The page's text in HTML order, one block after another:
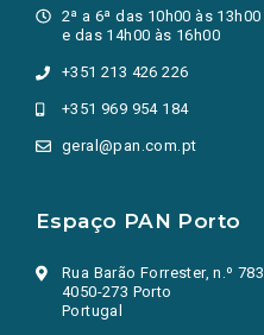
2ª a 6ª das 10h00 às 13h00
e das 14h00 às 16h00
+351 213 426 226
+351 969 954 184
geral@pan.com.pt
Espaço PAN Porto
Rua Barão Forrester, n.º 783
4050-273 Porto
Portugal